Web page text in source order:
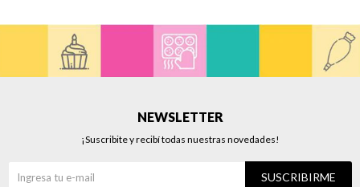
NEWSLETTER
¡Suscribite y recibí todas nuestras novedades!
SUSCRIBIRME